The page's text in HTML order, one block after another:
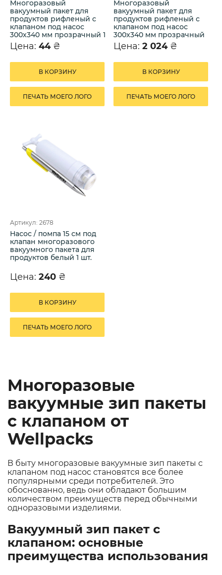
Многоразовый
вакуумный пакет для
продуктов рифленый с
клапаном под насос
300х340 мм прозрачный 1
шт.
Цена: 44 ₴
В КОРЗИНУ
ПЕЧАТЬ МОЕГО ЛОГО
Многоразовый
вакуумный пакет для
продуктов рифленый с
клапаном под насос
300х340 мм прозрачный
50 шт.
Цена: 2 024 ₴
В КОРЗИНУ
ПЕЧАТЬ МОЕГО ЛОГО
Артикул: 2678
Насос / помпа 15 см под
клапан многоразового
вакуумного пакета для
продуктов белый 1 шт.
Цена: 240 ₴
В КОРЗИНУ
ПЕЧАТЬ МОЕГО ЛОГО
Многоразовые
вакуумные зип пакеты
с клапаном от
Wellpacks
В быту многоразовые вакуумные зип пакеты с
клапаном под насос становятся все более
популярными среди потребителей. Это
обоснованно, ведь они обладают большим
количеством преимуществ перед обычными
одноразовыми изделиями.
Вакуумный зип пакет с
клапаном: основные
преимущества использования